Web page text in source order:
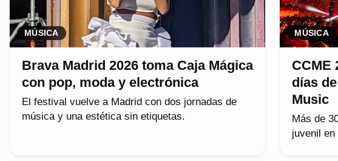
MÚSICA
Brava Madrid 2026 toma Caja Mágica
con pop, moda y electrónica
El festival vuelve a Madrid con dos jornadas de
música y una estética sin etiquetas.
MÚSICA
CCME
días
Music
Más de
juvenil en